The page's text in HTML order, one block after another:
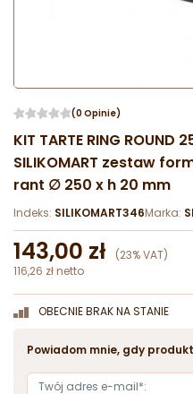
(0 Opinie)
KIT TARTE RING
SILIKOMART zestaw
rant ∅ 250 x h 20 mm
Indeks: SILIKOMART346Marka:
143,00 zł
(23% VAT)
116,26 zł netto
OBECNIE BRAK NA STANIE
Powiadom mnie, gdy